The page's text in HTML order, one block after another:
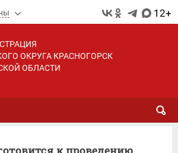
12+
ОКРУГА КРАСНОГОРСК
ОБЛАСТИ
к проведению